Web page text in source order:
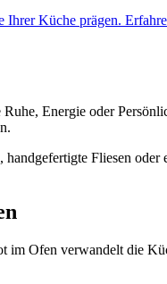
Küche prägen.
Energie oder
Fliesen
Ofen verwandelt die